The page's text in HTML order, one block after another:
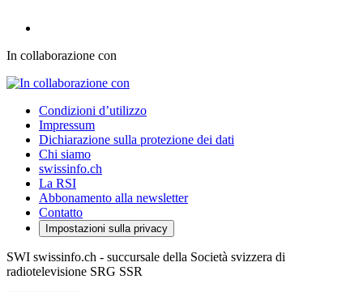
In collaborazione con
Condizioni d’utilizzo
Impressum
Dichiarazione sulla protezione dei dati
Chi siamo
swissinfo.ch
La RSI
Abbonamento alla newsletter
Contatto
Impostazioni sulla privacy
SWI swissinfo.ch - succursale della Società svizzera di
radiotelevisione SRG SSR